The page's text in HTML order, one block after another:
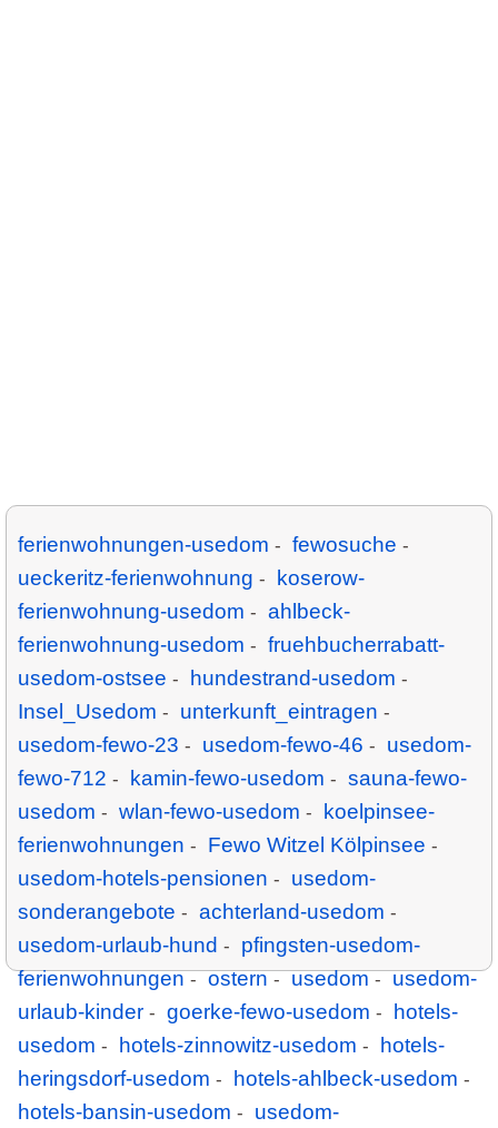
ferienwohnungen-usedom - fewosuche -
ueckeritz-ferienwohnung -
koserow-
ferienwohnung-usedom - ahlbeck-
ferienwohnung-usedom - fruehbucherrabatt-
usedom-ostsee - hundestrand-usedom -
Insel_Usedom - unterkunft_eintragen -
usedom-fewo-23 - usedom-fewo-46 - usedom-
fewo-712 - kamin-fewo-usedom - sauna-fewo-
usedom - wlan-fewo-usedom -
koelpinsee-
ferienwohnungen - Fewo Witzel Kölpinsee -
usedom-hotels-pensionen - usedom-
sonderangebote - achterland-usedom -
usedom-urlaub-hund - pfingsten-usedom-
ferienwohnungen - ostern - usedom - usedom-
urlaub-kinder - goerke-fewo-usedom -
hotels-
usedom - hotels-zinnowitz-usedom -
hotels-
heringsdorf-usedom - hotels-ahlbeck-usedom -
hotels-bansin-usedom - usedom-